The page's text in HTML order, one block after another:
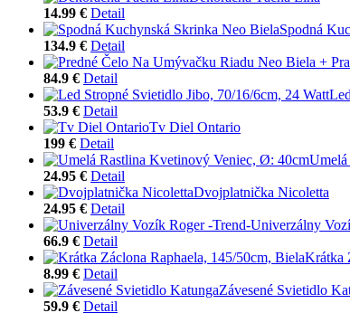
14.99 € Detail
Spodná
134.9 € Detail
84.9 € Detail
53.9 € Detail
Tv Diel Ontario
199 € Detail
24.95 € Detail
Dvojplatnička Nicoletta
24.95 € Detail
Univerzálny
66.9 € Detail
Krátka
8.99 € Detail
Závesené Svietidlo
59.9 € Detail